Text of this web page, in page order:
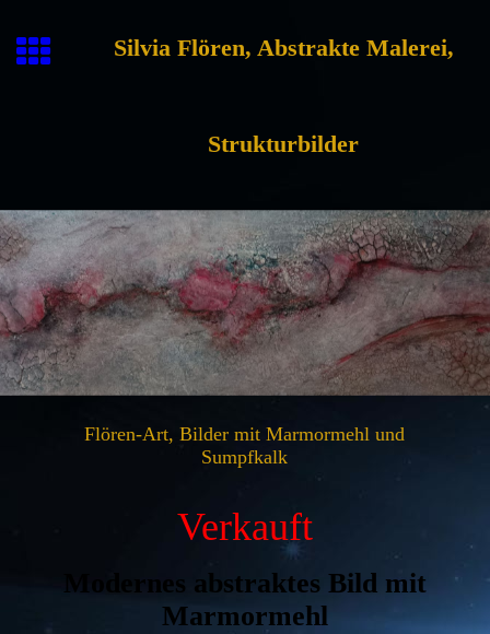
Silvia Flören, Abstrakte Malerei,
Strukturbilder
Flören-Art, Bilder mit Marmormehl und
Sumpfkalk
Verkauft
Modernes abstraktes Bild mit
Marmormehl